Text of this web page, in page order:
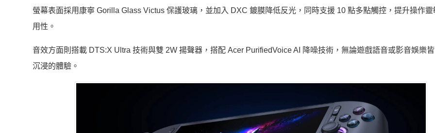
螢幕表面採用康寧 Gorilla Glass Victus 保護玻璃，並加入 DXC 鍍膜降低反光，同時支援 10 點多點觸控，提升操作
用性。
音效方面則搭載 DTS:X Ultra 技術與雙 2W 揚聲器，搭配 Acer PurifiedVoice AI 降噪技術，無論遊戲語音或影音娛樂
沉浸的體驗。